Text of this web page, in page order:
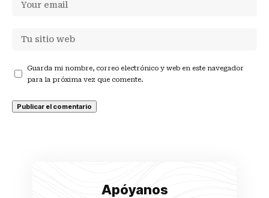
Guarda mi nombre, correo electrónico y web en este navegador
para la próxima vez que comente.
Apóyanos